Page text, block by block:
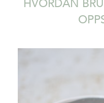
HVORDAN